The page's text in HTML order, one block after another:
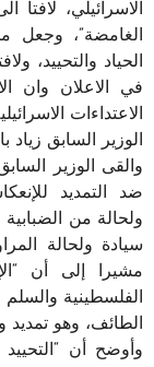
الاسرائيلي، لافتا
الغامضة”، وجعل
الحياد والتحييد،
في الاعلان وان
الاعتداءات
الوزير السابق زياد
والقى الوزير
ضد التمديد
ولحالة من
سيادة ولحالة
مشيرا إلى أن
الفلسطينية
الطائف، وهو تمديد
وأوضح أن